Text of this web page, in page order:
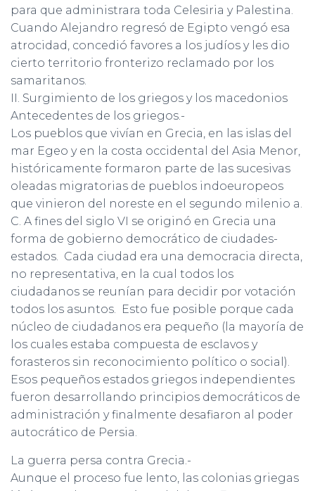
para que administrara toda Celesiria y Palestina.
Cuando Alejandro regresó de Egipto vengó esa
atrocidad, concedió favores a los judíos y les dio
cierto territorio fronterizo reclamado por los
samaritanos.
II. Surgimiento de los griegos y los macedonios
Antecedentes de los griegos.-
Los pueblos que vivían en Grecia, en las islas del
mar Egeo y en la costa occidental del Asia Menor,
históricamente formaron parte de las sucesivas
oleadas migratorias de pueblos indoeuropeos
que vinieron del noreste en el segundo milenio a.
C. A fines del siglo VI se originó en Grecia una
forma de gobierno democrático de ciudades-
estados. Cada ciudad era una democracia directa,
no representativa, en la cual todos los
ciudadanos se reunían para decidir por votación
todos los asuntos. Esto fue posible porque cada
núcleo de ciudadanos era pequeño (la mayoría de
los cuales estaba compuesta de esclavos y
forasteros sin reconocimiento político o social).
Esos pequeños estados griegos independientes
fueron desarrollando principios democráticos de
administración y finalmente desafiaron al poder
autocrático de Persia.
La guerra persa contra Grecia.-
Aunque el proceso fue lento, las colonias griegas